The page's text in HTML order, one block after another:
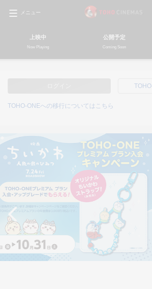
メニュー
上映中
Now Playing
公開予定
Coming Soon
TOHO-ONEへの移行についてはこちら